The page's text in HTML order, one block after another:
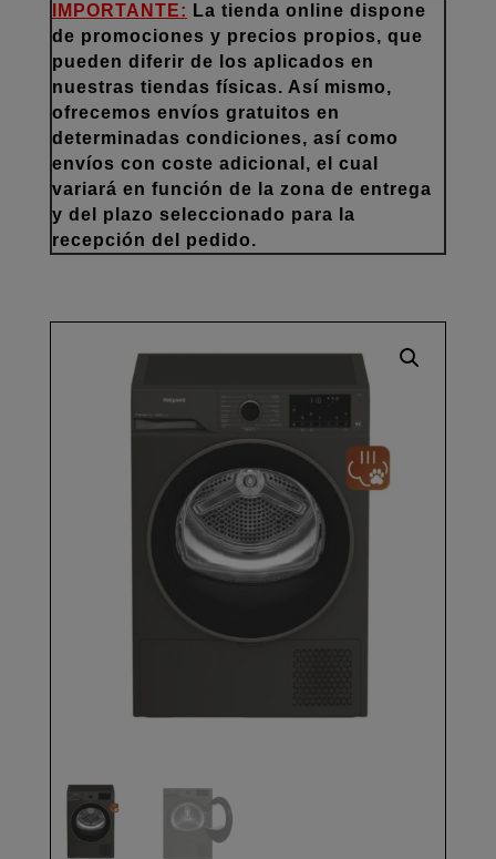
IMPORTANTE: La tienda online dispone
de promociones y precios propios, que
pueden diferir de los aplicados en
nuestras tiendas físicas. Así mismo,
ofrecemos envíos gratuitos en
determinadas condiciones, así como
envíos con coste adicional, el cual
variará en función de la zona de entrega
y del plazo seleccionado para la
recepción del pedido.